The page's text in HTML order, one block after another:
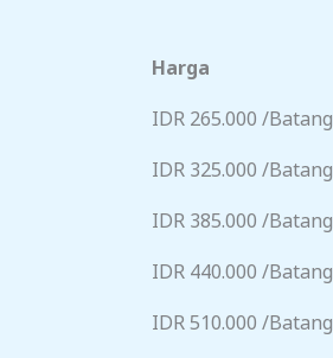
Harga
IDR 265.000 /Batang
IDR 325.000 /Batang
IDR 385.000 /Batang
IDR 440.000 /Batang
IDR 510.000 /Batang